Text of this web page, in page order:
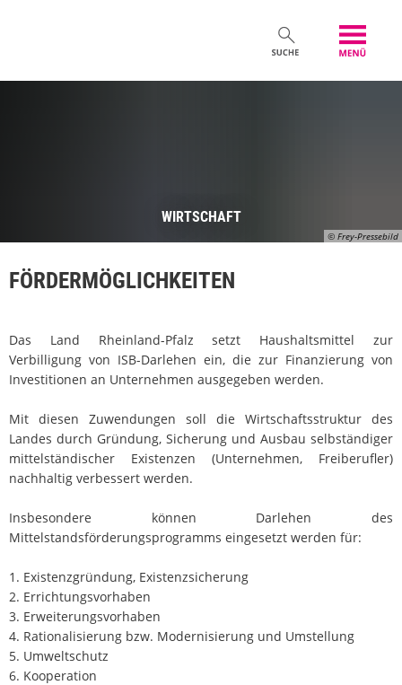
© Frey-Pressebild
WIRTSCHAFT
FÖRDERMÖGLICHKEITEN
Das Land Rheinland-Pfalz setzt Haushaltsmittel zur
Verbilligung von ISB-Darlehen ein, die zur Finanzierung von
Investitionen an Unternehmen ausgegeben werden.
Mit diesen Zuwendungen soll die Wirtschaftsstruktur des
Landes durch Gründung, Sicherung und Ausbau selbständiger
mittelständischer Existenzen (Unternehmen, Freiberufler)
nachhaltig verbessert werden.
Insbesondere können Darlehen des
Mittelstandsförderungsprogramms eingesetzt werden für:
1. Existenzgründung, Existenzsicherung
2. Errichtungsvorhaben
3. Erweiterungsvorhaben
4. Rationalisierung bzw. Modernisierung und Umstellung
5. Umweltschutz
6. Kooperation